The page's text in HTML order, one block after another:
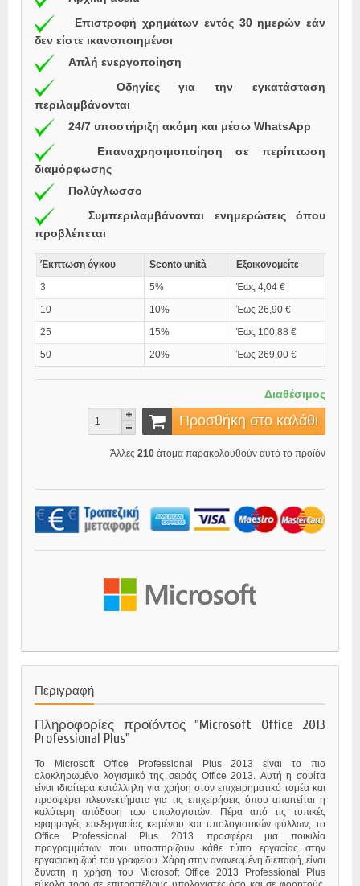
Επιστροφή χρημάτων εντός 30 ημερών εάν
δεν είστε ικανοποιημένοι
Απλή ενεργοποίηση
Οδηγίες για την εγκατάσταση
περιλαμβάνονται
24/7 υποστήριξη ακόμη και μέσω WhatsApp
Επαναχρησιμοποίηση σε περίπτωση
διαμόρφωσης
Πολύγλωσσο
Συμπεριλαμβάνονται ενημερώσεις όπου
προβλέπεται
Έκπτωση όγκου Sconto unità
Εξοικονομείτε
3
5%
Έως 4,04 €
10
10%
Έως 26,90 €
25
15%
Έως 100,88 €
50
20% Έως 269,00 €
Διαθέσιμος
Προσθήκη στο καλάθι
Άλλες 210 άτομα παρακολουθούν αυτό το προϊόν
Περιγραφή
Πληροφορίες προϊόντος "Microsoft Office 2013
Professional Plus"
Το Microsoft Office Professional Plus 2013 είναι το πιο
ολοκληρωμένο λογισμικό της σειράς Office 2013. Αυτή η σουίτα
είναι ιδιαίτερα κατάλληλη για χρήση στον επιχειρηματικό τομέα και
προσφέρει πλεονεκτήματα για τις επιχειρήσεις όπου απαιτείται η
καλύτερη απόδοση των υπολογιστών. Πέρα από τις τυπικές
εφαρμογές επεξεργασίας κειμένου και υπολογιστικών φύλλων, το
Office Professional Plus 2013 προσφέρει μια ποικιλία
προγραμμάτων που υποστηρίζουν κάθε τύπο εργασίας στην
εργασιακή ζωή του γραφείου. Χάρη στην ανανεωμένη διεπαφή, είναι
δυνατή η χρήση του Microsoft Office 2013 Professional Plus